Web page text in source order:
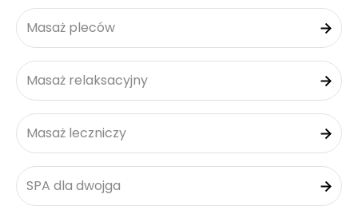
Masaż pleców
Masaż relaksacyjny
Masaż leczniczy
SPA dla dwojga